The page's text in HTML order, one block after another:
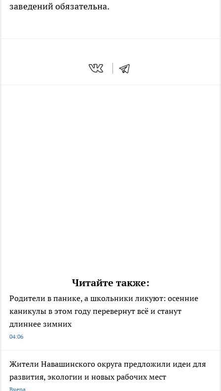
заведений обязательна.
Читайте также:
Родители в панике, а школьники ликуют: осенние
каникулы в этом году перевернут всё и станут
длиннее зимних
04:06
Жители Навашинского округа предложили идеи для
развития, экологии и новых рабочих мест
Вчера